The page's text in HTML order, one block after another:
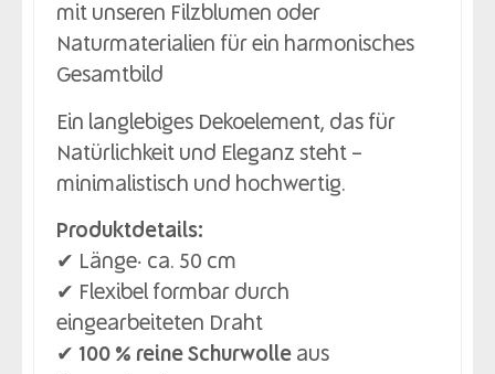
mit unseren Filzblumen oder
Naturmaterialien für ein harmonisches
Gesamtbild
Ein langlebiges Dekoelement, das für
Natürlichkeit und Eleganz steht –
minimalistisch und hochwertig.
Produktdetails:
✔ Länge: ca. 50 cm
✔ Flexibel formbar durch
eingearbeiteten Draht
✔ 100 % reine Schurwolle aus